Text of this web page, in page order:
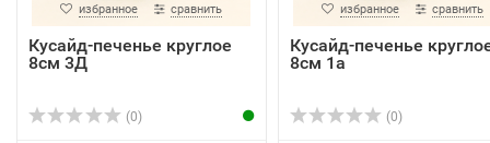
избранное сравнить
Кусайд-печенье круглое
8см 3Д
(0)
избранное сравнить
Кусайд-печенье
8см 1а
(0)